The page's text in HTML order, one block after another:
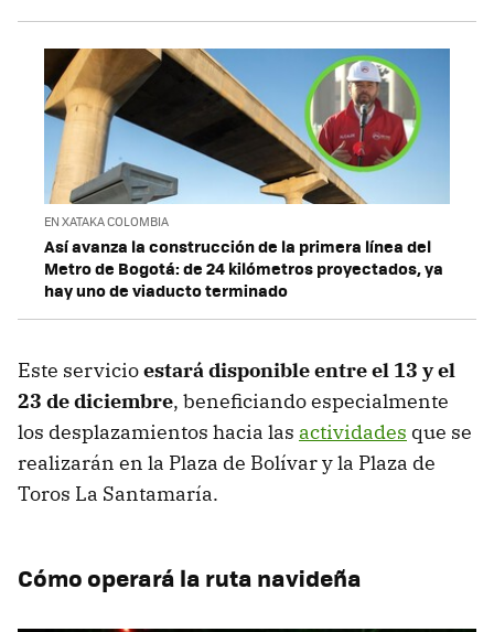
EN XATAKA COLOMBIA
Así avanza la construcción de la primera línea del
Metro de Bogotá: de 24 kilómetros proyectados, ya
hay uno de viaducto terminado
Este servicioestará disponible entre el 13 y el
23 de diciembre, beneficiando especialmente
los desplazamientos hacia las actividades que se
realizarán en la Plaza de Bolívar y la Plaza de
Toros La Santamaría.
Cómo operará la ruta navideña